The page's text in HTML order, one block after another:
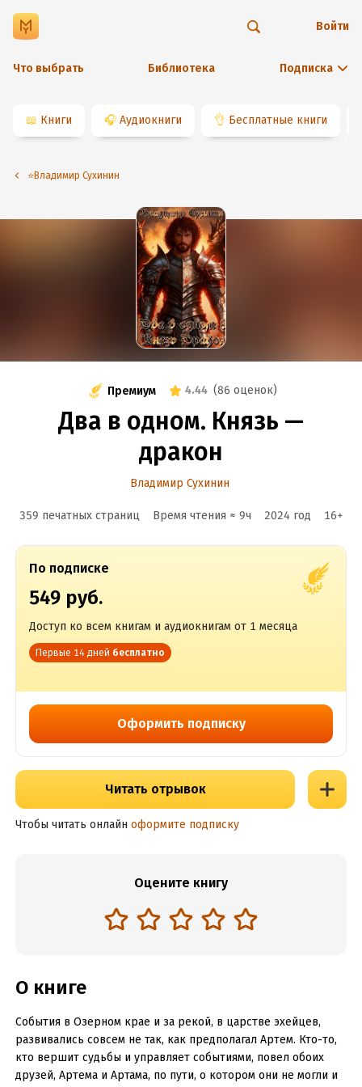
Что выбрать Библиотека Подписка
Войти
📖 Книги 🎧 Аудиокниги 👌 Бесплатные книги
⭐️Владимир Сухинин
Премиум 4.44 (86 оценок)
Два в одном. Князь —
дракон
Владимир Сухинин
359 печатных страниц Время чтения ≈ 9ч 2024 год 16+
По подписке
549 руб.
Доступ ко всем книгам и аудиокнигам от 1 месяца
Первые 14 дней бесплатно
Оформить подписку
Читать отрывок
Чтобы читать онлайн оформите подписку
Оцените книгу
О книге
События в Озерном крае и за рекой, в царстве эхейцев,
развивались совсем не так, как предполагал Артем. Кто-то,
кто вершит судьбы и управляет событиями, повел обоих
друзей, Артема и Артама, по пути, о котором они не могли и